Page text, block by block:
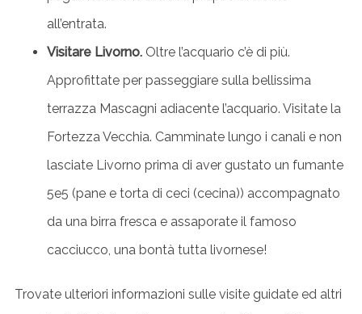
all’entrata.
Visitare Livorno. Oltre l’acquario c’è di più.
Approfittate per passeggiare sulla bellissima
terrazza Mascagni adiacente l’acquario. Visitate la
Fortezza Vecchia. Camminate lungo i canali e non
lasciate Livorno prima di aver gustato un fumante
5e5 (pane e torta di ceci (cecina)) accompagnato
da una birra fresca e assaporate il famoso
cacciucco, una bontà tutta livornese!
Trovate ulteriori informazioni sulle visite guidate ed altri